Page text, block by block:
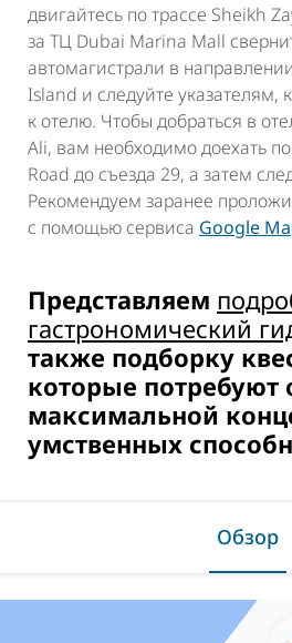
двигайтесь по трассе Sheikh
за ТЦ Dubai Marina Mall
автомагистрали в
Island и следуйте указателям,
к отелю. Чтобы добраться в
Ali, вам необходимо доехать
Road до съезда 29, а затем
Рекомендуем заранее
с помощью сервиса Google
Представляем
гастрономический
также подборку
которые потребуют
максимальной
умственных
Обзор